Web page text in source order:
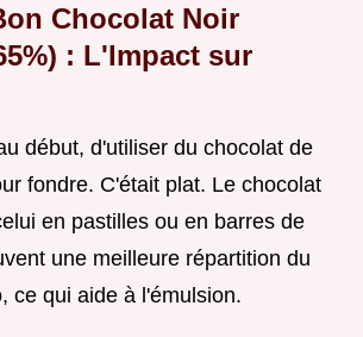
Chocolat Noir
: L'Impact sur
début, d'utiliser du chocolat de
fondre. C'était plat. Le chocolat
en pastilles ou en barres de
une meilleure répartition du
ce qui aide à l'émulsion.